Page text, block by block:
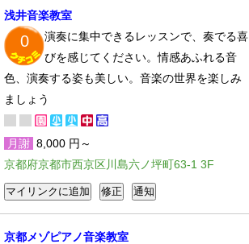
浅井音楽教室
0
演奏に集中できるレッスンで、奏でる喜
びを感じてください。情感あふれる音
色、演奏する姿も美しい。音楽の世界を楽しみ
ましょう
月謝 8,000 円～
京都府京都市西京区川島六ノ坪町63-1 3F
京都メゾピアノ音楽教室